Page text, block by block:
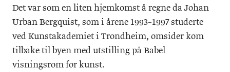
Det var som en liten hjemkomst å regne da Johan
Urban Bergquist, som i årene 1993–1997 studerte
ved Kunstakademiet i Trondheim, omsider kom
tilbake til byen med utstilling på Babel
visningsrom for kunst.